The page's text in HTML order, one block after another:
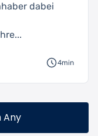
dabei
4min
Any